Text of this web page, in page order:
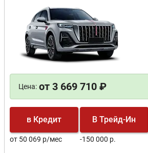
Цена: от 3 669 710 ₽
в Кредит
от 50 069 р/мес
В Трейд-Ин
-150 000 р.